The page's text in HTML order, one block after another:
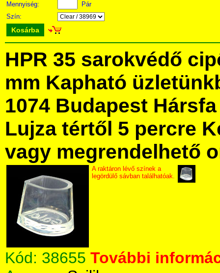
Mennyiség:
Pár
Szín:
Kosárba
HPR 35 sarokvédő
mm Kapható
1074 Budapest
Lujza tértől 5 percre
vagy megrendelhető
A raktáron lévő színek a
legördülő sávban találhatóak.
Kód: 38655 További